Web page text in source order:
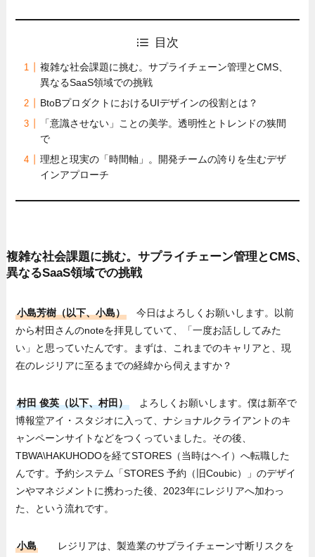
目次
複雑な社会課題に挑む。サプライチェーン管理とCMS、
異なるSaaS領域での挑戦
BtoBプロダクトにおけるUIデザインの役割とは？
「意識させない」ことの美学。透明性とトレンドの狭間
で
理想と現実の「時間軸」。開発チームの誇りを生むデザ
インアプローチ
複雑な社会課題に挑む。サプライチェーン管理とCMS、
異なるSaaS領域での挑戦
小島芳樹（以下、小島）
今日はよろしくお願いします。以前
から村田さんのnoteを拝見していて、「一度お話ししてみた
い」と思っていたんです。まずは、これまでのキャリアと、現
在のレジリアに至るまでの経緯から伺えますか？
村田 俊英（以下、村田）
よろしくお願いします。僕は新卒で
博報堂アイ・スタジオに入って、ナショナルクライアントのキ
ャンペーンサイトなどをつくっていました。その後、
TBWA\HAKUHODOを経てSTORES（当時はヘイ）へ転職した
んです。予約システム「STORES 予約（旧Coubic）」のデザイ
ンやマネジメントに携わった後、2023年にレジリアへ加わっ
た、という流れです。
小島
レジリアは、製造業のサプライチェーン寸断リスクを